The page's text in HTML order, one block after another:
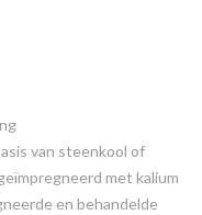
van steenkool of
met kalium
en behandelde